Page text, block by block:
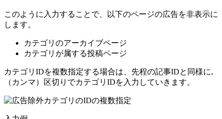
このように入力することで、以下のページの広告を非表示に
します。
カテゴリのアーカイブページ
カテゴリが属する投稿ページ
カテゴリIDを複数指定する場合は、先程の記事IDと同様に,
（カンマ）区切りでカテゴリIDを入力していきます。